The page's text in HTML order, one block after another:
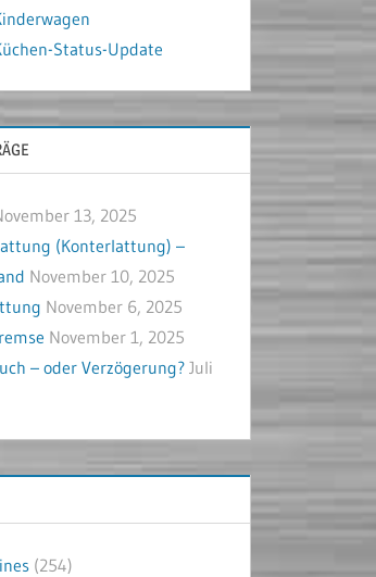
Status-Update
13, 2025
(Konterlattung) –
November 10, 2025
November 6, 2025
November 1, 2025
– oder Verzögerung? Juli
(254)